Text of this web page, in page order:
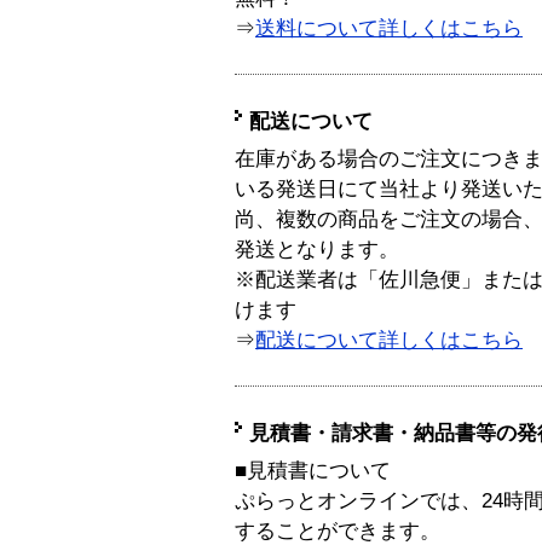
⇒送料について詳しくはこちら
配送について
在庫がある場合のご注文につき
いる発送日にて当社より発送い
尚、複数の商品をご注文の場合
発送となります。
※配送業者は「佐川急便」また
けます
⇒配送について詳しくはこちら
見積書・請求書・納品書等の
■見積書について
ぷらっとオンラインでは、24時
することができます。